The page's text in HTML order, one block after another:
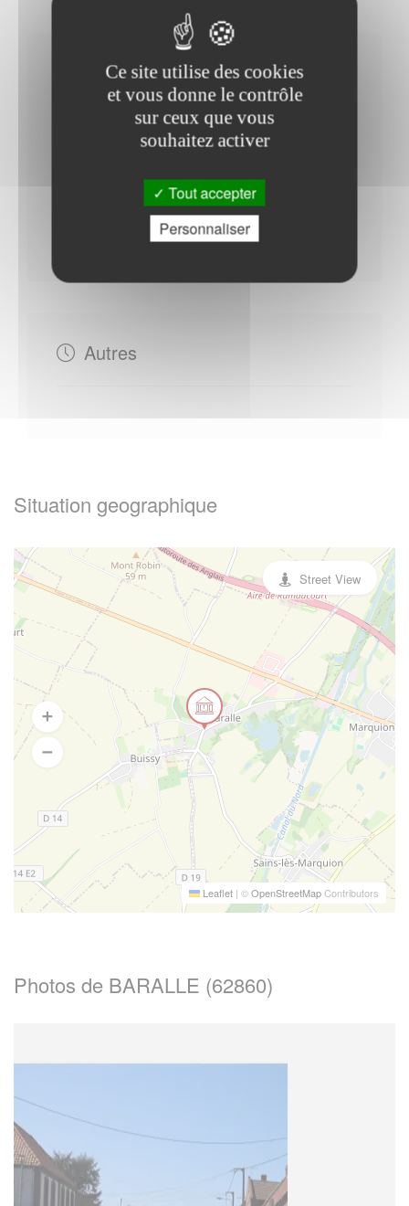
Horaires Mairie
Mercredi : - 08h00 à 12h00
Jeudi : - 13h00 à 17h00
Vendredi : - 08h30 à 11h30 - 13h00 à 17h00
Autres
Situation geographique
Leaflet | ©OpenStreetMapContributors
Street View
Photos de BARALLE (62860)
Ce site utilise des cookies
et vous donne le contrôle
sur ceux que vous
souhaitez activer
Tout accepter
Personnaliser